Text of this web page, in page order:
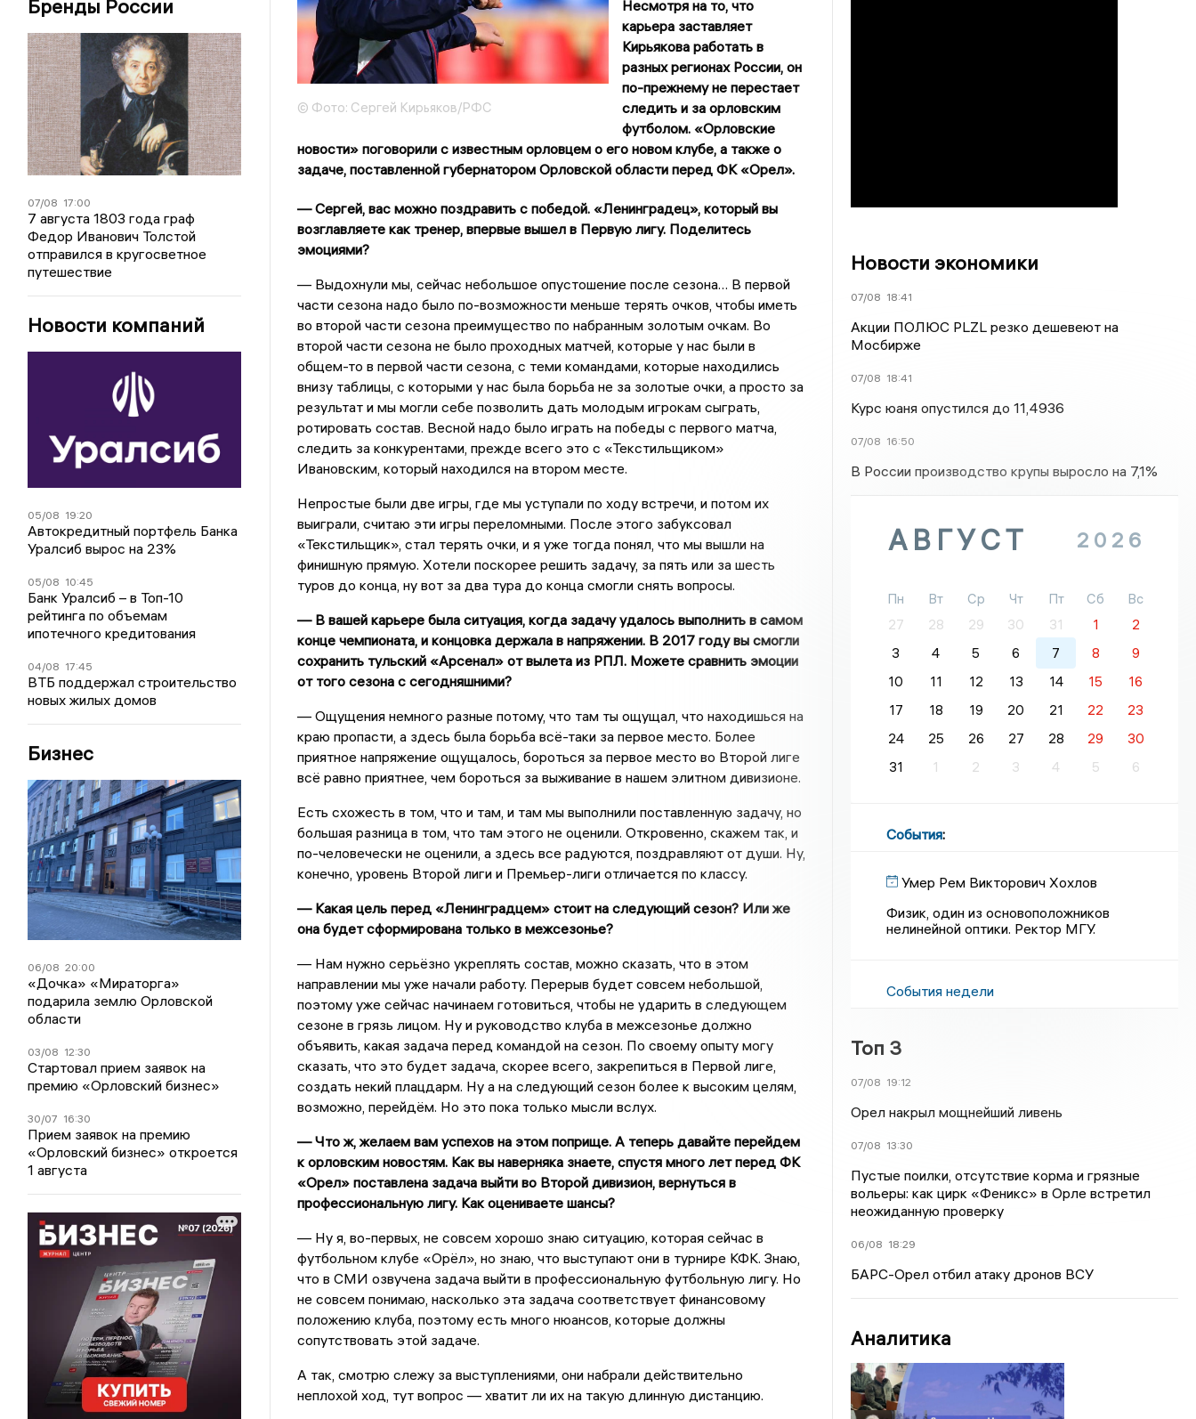
Бренды России
07/08 17:00
7 августа 1803 года граф
Федор Иванович Толстой
отправился в кругосветное
путешествие
Новости компаний
05/08 19:20
Автокредитный портфель Банка
Уралсиб вырос на 23%
05/08 10:45
Банк Уралсиб – в Топ-10
рейтинга по объемам
ипотечного кредитования
04/08 17:45
ВТБ поддержал строительство
новых жилых домов
Бизнес
06/08 20:00
«Дочка» «Мираторга»
подарила землю Орловской
области
03/08 12:30
Стартовал прием заявок на
премию «Орловский бизнес»
30/07 16:30
Прием заявок на премию
«Орловский бизнес» откроется
1 августа
© Фото: Сергей Кирьяков/РФС
Несмотря на то, что
карьера заставляет
Кирьякова работать в
разных регионах России, он
по-прежнему не перестает
следить и за орловским
футболом. «Орловские
новости» поговорили с известным орловцем о его новом клубе, а также о
задаче, поставленной губернатором Орловской области перед ФК «Орел».
— Сергей, вас можно поздравить с победой. «Ленинградец», который вы
возглавляете как тренер, впервые вышел в Первую лигу. Поделитесь
эмоциями?
— Выдохнули мы, сейчас небольшое опустошение после сезона… В первой
части сезона надо было по-возможности меньше терять очков, чтобы иметь
во второй части сезона преимущество по набранным золотым очкам. Во
второй части сезона не было проходных матчей, которые у нас были в
общем-то в первой части сезона, с теми командами, которые находились
внизу таблицы, с которыми у нас была борьба не за золотые очки, а просто за
результат и мы могли себе позволить дать молодым игрокам сыграть,
ротировать состав. Весной надо было играть на победы с первого матча,
следить за конкурентами, прежде всего это с «Текстильщиком»
Ивановским, который находился на втором месте.
Непростые были две игры, где мы уступали по ходу встречи, и потом их
выиграли, считаю эти игры переломными. После этого забуксовал
«Текстильщик», стал терять очки, и я уже тогда понял, что мы вышли на
финишную прямую. Хотели поскорее решить задачу, за пять или за шесть
туров до конца, ну вот за два тура до конца смогли снять вопросы.
— В вашей карьере была ситуация, когда задачу удалось выполнить в самом
конце чемпионата, и концовка держала в напряжении. В 2017 году вы смогли
сохранить тульский «Арсенал» от вылета из РПЛ. Можете сравнить эмоции
от того сезона с сегодняшними?
— Ощущения немного разные потому, что там ты ощущал, что находишься на
краю пропасти, а здесь была борьба всё-таки за первое место. Более
приятное напряжение ощущалось, бороться за первое место во Второй лиге
всё равно приятнее, чем бороться за выживание в нашем элитном дивизионе.
Есть схожесть в том, что и там, и там мы выполнили поставленную задачу, но
большая разница в том, что там этого не оценили. Откровенно, скажем так, и
по-человечески не оценили, а здесь все радуются, поздравляют от души. Ну,
конечно, уровень Второй лиги и Премьер-лиги отличается по классу.
— Какая цель перед «Ленинградцем» стоит на следующий сезон? Или же
она будет сформирована только в межсезонье?
— Нам нужно серьёзно укреплять состав, можно сказать, что в этом
направлении мы уже начали работу. Перерыв будет совсем небольшой,
поэтому уже сейчас начинаем готовиться, чтобы не ударить в следующем
сезоне в грязь лицом. Ну и руководство клуба в межсезонье должно
объявить, какая задача перед командой на сезон. По своему опыту могу
сказать, что это будет задача, скорее всего, закрепиться в Первой лиге,
создать некий плацдарм. Ну а на следующий сезон более к высоким целям,
возможно, перейдём. Но это пока только мысли вслух.
— Что ж, желаем вам успехов на этом поприще. А теперь давайте перейдем
к орловским новостям. Как вы наверняка знаете, спустя много лет перед ФК
«Орел» поставлена задача выйти во Второй дивизион, вернуться в
профессиональную лигу. Как оцениваете шансы?
— Ну я, во-первых, не совсем хорошо знаю ситуацию, которая сейчас в
футбольном клубе «Орёл», но знаю, что выступают они в турнире КФК. Знаю,
что в СМИ озвучена задача выйти в профессиональную футбольную лигу. Но
не совсем понимаю, насколько эта задача соответствует финансовому
положению клуба, поэтому есть много нюансов, которые должны
сопутствовать этой задаче.
А так, смотрю слежу за выступлениями, они набрали действительно
неплохой ход, тут вопрос — хватит ли их на такую длинную дистанцию.
Новости экономики
07/08 18:41
Акции ПОЛЮС PLZL резко дешевеют на
Мосбирже
07/08 18:41
Курс юаня опустился до 11,4936
07/08 16:50
В России производство крупы выросло на 7,1%
АВГУСТ 2026
Пн Вт Ср Чт Пт Сб
Вс
27
28 29 30 31 1
2
3
4 5 6 7 8
9
10
11 12 13 14 15
16
17
18 19 20 21 22
23
24
25 26 27 28 29
30
31
1 2 3 4 5 6
События:
Умер Рем Викторович Хохлов
Физик, один из основоположников
нелинейной оптики. Ректор МГУ.
События недели
Топ 3
07/08 19:12
Орел накрыл мощнейший ливень
07/08 13:30
Пустые поилки, отсутствие корма и грязные
вольеры: как цирк «Феникс» в Орле встретил
неожиданную проверку
06/08 18:29
БАРС-Орел отбил атаку дронов ВСУ
Аналитика